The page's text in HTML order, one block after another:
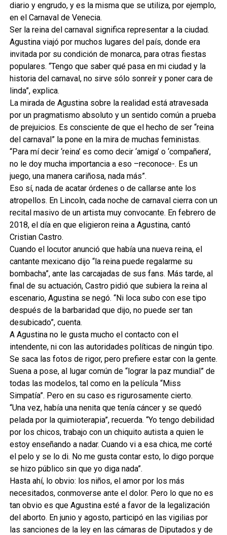
diario y engrudo, y es la misma que se utiliza, por ejemplo,
en el Carnaval de Venecia.
Ser la reina del carnaval significa representar a la ciudad.
Agustina viajó por muchos lugares del país, donde era
invitada por su condición de monarca, para otras fiestas
populares. “Tengo que saber qué pasa en mi ciudad y la
historia del carnaval, no sirve sólo sonreír y poner cara de
linda”, explica.
La mirada de Agustina sobre la realidad está atravesada
por un pragmatismo absoluto y un sentido común a prueba
de prejuicios. Es consciente de que el hecho de ser “reina
del carnaval” la pone en la mira de muchas feministas.
“Para mí decir ‘reina’ es como decir ‘amiga’ o ‘compañera’,
no le doy mucha importancia a eso –reconoce-. Es un
juego, una manera cariñosa, nada más”.
Eso sí, nada de acatar órdenes o de callarse ante los
atropellos. En Lincoln, cada noche de carnaval cierra con un
recital masivo de un artista muy convocante. En febrero de
2018, el día en que eligieron reina a Agustina, cantó
Cristian Castro.
Cuando el locutor anunció que había una nueva reina, el
cantante mexicano dijo “la reina puede regalarme su
bombacha”, ante las carcajadas de sus fans. Más tarde, al
final de su actuación, Castro pidió que subiera la reina al
escenario, Agustina se negó. “Ni loca subo con ese tipo
después de la barbaridad que dijo, no puede ser tan
desubicado”, cuenta.
A Agustina no le gusta mucho el contacto con el
intendente, ni con las autoridades políticas de ningún tipo.
Se saca las fotos de rigor, pero prefiere estar con la gente.
Suena a pose, al lugar común de “lograr la paz mundial” de
todas las modelos, tal como en la película “Miss
Simpatía”. Pero en su caso es rigurosamente cierto.
“Una vez, había una nenita que tenía cáncer y se quedó
pelada por la quimioterapia”, recuerda. “Yo tengo debilidad
por los chicos, trabajo con un chiquito autista a quien le
estoy enseñando a nadar. Cuando vi a esa chica, me corté
el pelo y se lo di. No me gusta contar esto, lo digo porque
se hizo público sin que yo diga nada”.
Hasta ahí, lo obvio: los niños, el amor por los más
necesitados, conmoverse ante el dolor. Pero lo que no es
tan obvio es que Agustina esté a favor de la legalización
del aborto. En junio y agosto, participó en las vigilias por
las sanciones de la ley en las cámaras de Diputados y de